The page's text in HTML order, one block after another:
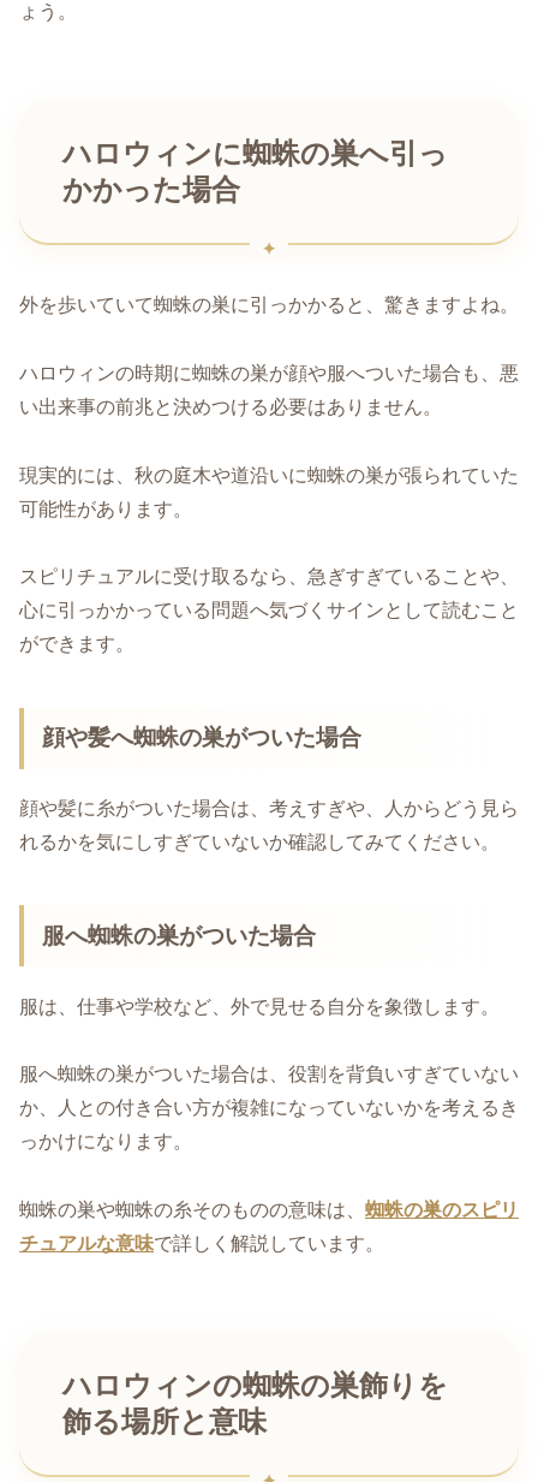
ょう。
ハロウィンに蜘蛛の巣へ引っ
かかった場合
外を歩いていて蜘蛛の巣に引っかかると、驚きますよね。
ハロウィンの時期に蜘蛛の巣が顔や服へついた場合も、悪
い出来事の前兆と決めつける必要はありません。
現実的には、秋の庭木や道沿いに蜘蛛の巣が張られていた
可能性があります。
スピリチュアルに受け取るなら、急ぎすぎていることや、
心に引っかかっている問題へ気づくサインとして読むこと
ができます。
顔や髪へ蜘蛛の巣がついた場合
顔や髪に糸がついた場合は、考えすぎや、人からどう見ら
れるかを気にしすぎていないか確認してみてください。
服へ蜘蛛の巣がついた場合
服は、仕事や学校など、外で見せる自分を象徴します。
服へ蜘蛛の巣がついた場合は、役割を背負いすぎていない
か、人との付き合い方が複雑になっていないかを考えるき
っかけになります。
蜘蛛の巣や蜘蛛の糸そのものの意味は、 蜘蛛の巣のスピリ
チュアルな意味で詳しく解説しています。
ハロウィンの蜘蛛の巣飾りを
飾る場所と意味